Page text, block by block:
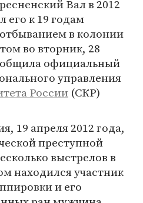
Вал в 2012
его к 19 годам
в колонии
во вторник, 28
официальный
управления
России (СКР)
19 апреля 2012 года,
преступной
выстрелов в
находился участник
и его